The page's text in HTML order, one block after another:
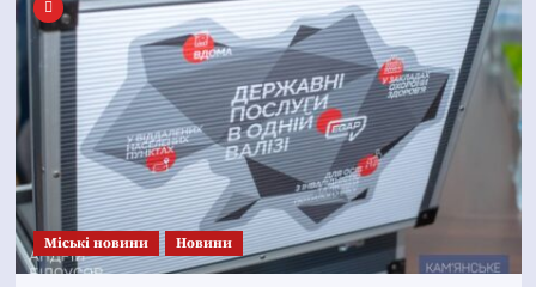
Mіські новини Новини